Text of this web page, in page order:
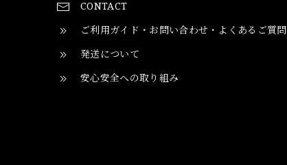
CONTACT
ご利用ガイド・お問い合わせ・よくあるご質問
発送について
安心安全への取り組み